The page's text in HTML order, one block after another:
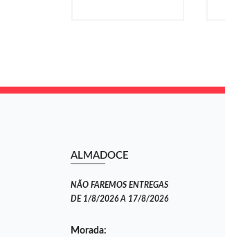
ALMADOCE
NÃO FAREMOS ENTREGAS
DE 1/8/2026 A 17/8/2026
Morada: